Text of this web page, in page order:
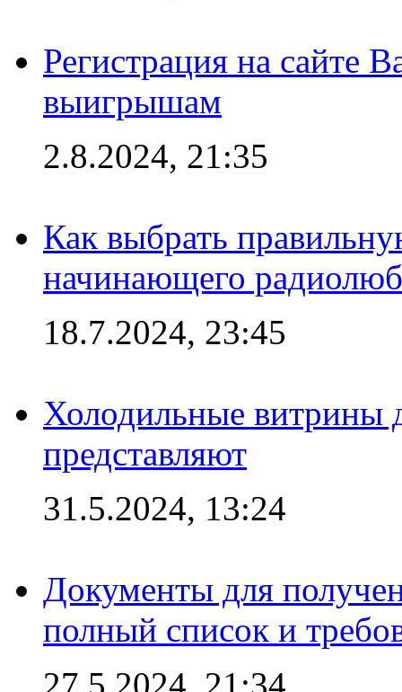
Регистрация на сайте
выигрышам
2.8.2024, 21:35
Как выбрать
начинающего
18.7.2024, 23:45
Холодильные витрины
представляют
31.5.2024, 13:24
Документы для
полный список и
27.5.2024, 21:34